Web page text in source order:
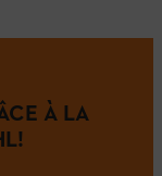
À LA